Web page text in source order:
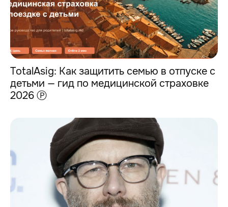
TotalAsig: Как защитить семью в отпуске с
детьми — гид по медицинской страховке
2026 Ⓟ